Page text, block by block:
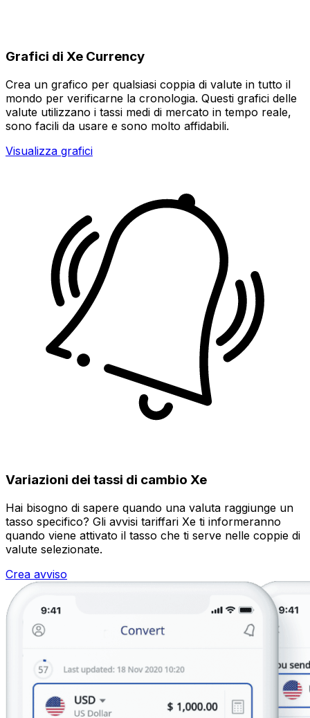
Grafici di Xe Currency
Crea un grafico per qualsiasi coppia di valute in tutto il
mondo per verificarne la cronologia. Questi grafici delle
valute utilizzano i tassi medi di mercato in tempo reale,
sono facili da usare e sono molto affidabili.
Visualizza grafici
Variazioni dei tassi di cambio Xe
Hai bisogno di sapere quando una valuta raggiunge un
tasso specifico? Gli avvisi tariffari Xe ti informeranno
quando viene attivato il tasso che ti serve nelle coppie di
valute selezionate.
Crea avviso